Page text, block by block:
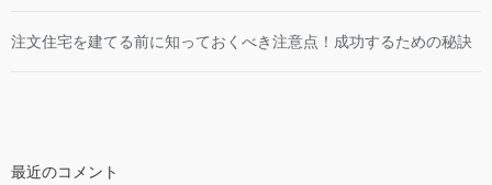
注文住宅を建てる前に知っておくべき注意点！成功するための秘訣
最近のコメント